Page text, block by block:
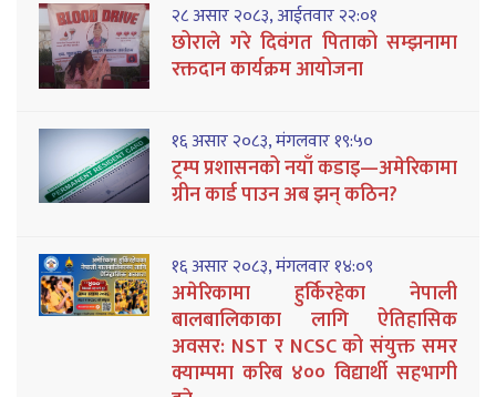
२८ असार २०८३, आईतवार २२:०१
छोराले गरे दिवंगत पिताको सम्झनामा
रक्तदान कार्यक्रम आयोजना
१६ असार २०८३, मंगलवार १९:५०
ट्रम्प प्रशासनको नयाँ कडाइ—अमेरिकामा
ग्रीन कार्ड पाउन अब झन् कठिन?
१६ असार २०८३, मंगलवार १४:०९
अमेरिकामा हुर्किरहेका नेपाली
बालबालिकाका लागि ऐतिहासिक
अवसर: NST र NCSC को संयुक्त समर
क्याम्पमा करिब ४०० विद्यार्थी सहभागी